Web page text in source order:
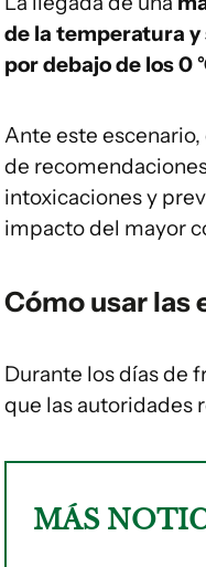
de la temperatura
por debajo de los 0
Ante este
de
intoxicaciones y
impacto del mayor
Cómo usar las
Durante los días de
que las autoridades
MÁS